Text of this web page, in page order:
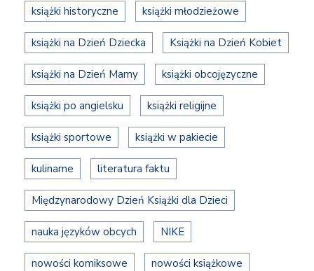
książki historyczne książki młodzieżowe
książki na Dzień Dziecka Książki na Dzień Kobiet
książki na Dzień Mamy książki obcojęzyczne
książki po angielsku książki religijne
książki sportowe książki w pakiecie
kulinarne literatura faktu
Międzynarodowy Dzień Książki dla Dzieci
nauka języków obcych NIKE
nowości komiksowe nowości książkowe